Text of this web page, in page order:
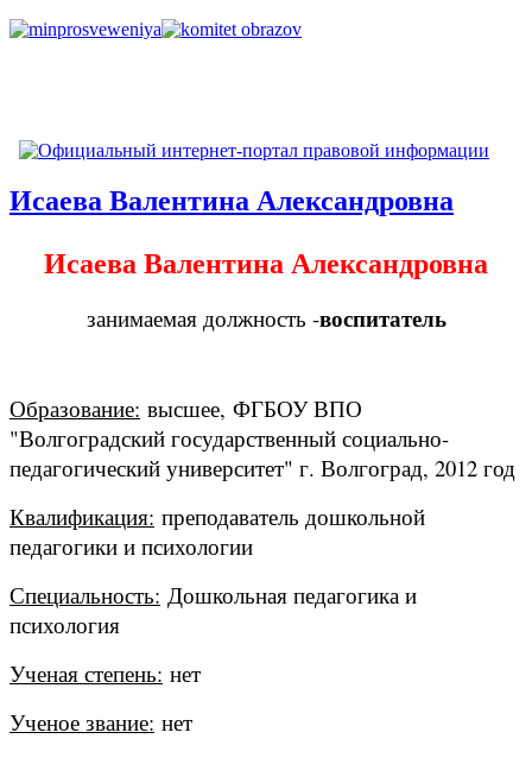
Исаева Валентина Александровна
Исаева Валентина Александровна
занимаемая должность -воспитатель
Образование: высшее, ФГБОУ ВПО
"Волгоградский государственный социально-
педагогический университет" г. Волгоград, 2012 год
Квалификация: преподаватель дошкольной
педагогики и психологии
Специальность: Дошкольная педагогика и
психология
Ученая степень: нет
Ученое звание: нет